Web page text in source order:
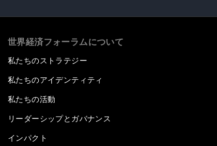
世界経済フォーラムについて
私たちのストラテジー
私たちのアイデンティティ
私たちの活動
リーダーシップとガバナンス
インパクト